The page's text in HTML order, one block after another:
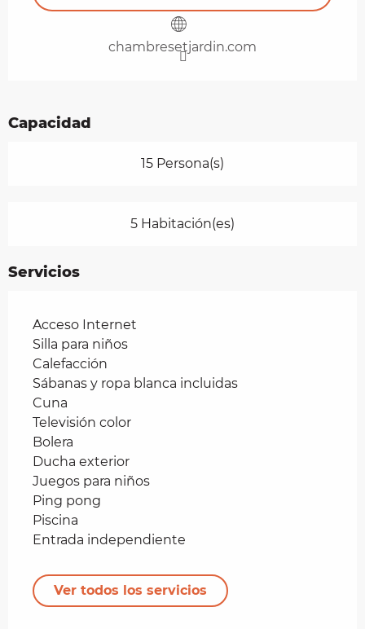
chambresetjardin.com
Capacidad
15 Persona(s)
5 Habitación(es)
Servicios
Acceso Internet
Silla para niños
Calefacción
Sábanas y ropa blanca incluidas
Cuna
Televisión color
Bolera
Ducha exterior
Juegos para niños
Ping pong
Piscina
Entrada independiente
Ver todos los servicios